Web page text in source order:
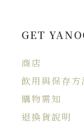
GET
商店
飲用與保存方
購物需知
退換貨說明